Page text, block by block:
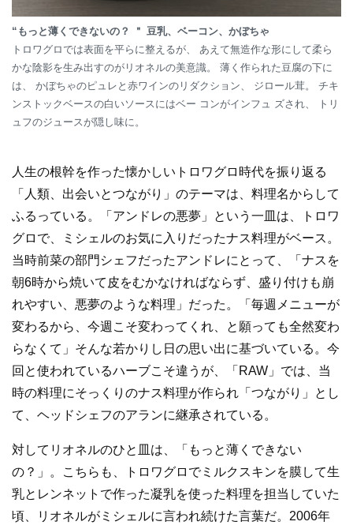
“もっと薄くできないの？ ＂ 豆乳、ベーコン、かぼちゃ
トロワグロでは表面を平らに整えるが、 あえて無造作な形にして柔ら
かな陰影を生み出すのがリオネルの美意識。 薄く作られた豆腐の下に
は、 かぼちゃのピュレと赤ワインのリダクション、 ジロール茸。 チキ
ンストックベースの白いソースにはベー コンがインフュ ズされ、 トリ
ュフのジュースが隠し味に。
人生の根幹を作った懐かしいトロワグロ時代を振り返る
「人類、出会いとつながり」のテーマは、料理名からして
ふるっている。「アンドレの悪夢」という一皿は、トロワ
グロで、ミシェルのお気に入りだったナス料理がベース。
当時前菜の部門シェフだったアンドレにとって、「ナスを
朝6時から焼いて皮をむかなければならず、盛り付けも崩
れやすい、悪夢のような料理」だった。「毎週メニューが
変わるから、今週こそ変わってくれ、と願っても全然変わ
らなくて」そんな若かりし日の思い出に基づいている。今
回と使われているハーブこそ違うが、「RAW」では、当
時の料理にそっくりのナス料理が作られ「つながり」とし
て、ヘッドシェフのアランに継承されている。
対してリオネルのひと皿は、「もっと薄くできない
の？」。こちらも、トロワグロでミルクスキンを膜して生
乳とレンネットで作った凝乳を使った料理を担当していた
頃、リオネルがミシェルに言われ続けた言葉だ。2006年